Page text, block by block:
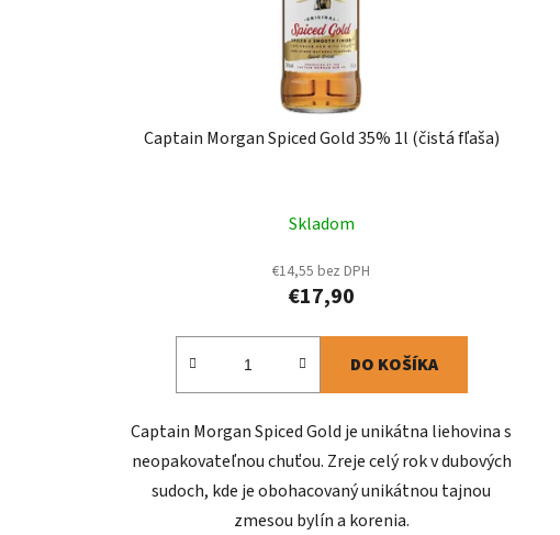
Captain Morgan Spiced Gold 35% 1l (čistá fľaša)
Skladom
€14,55 bez DPH
€17,90
DO KOŠÍKA
Captain Morgan Spiced Gold je unikátna liehovina s
neopakovateľnou chuťou. Zreje celý rok v dubových
sudoch, kde je obohacovaný unikátnou tajnou
zmesou bylín a korenia.